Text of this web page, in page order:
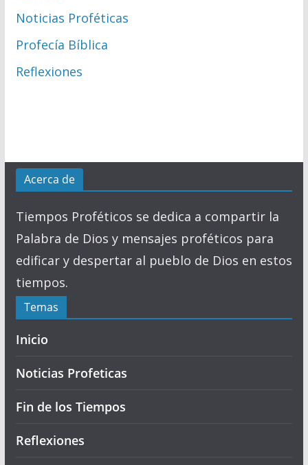
Noticias Proféticas
Profecía Bíblica
Reflexiones
Acerca de
Tiempos Proféticos se dedica a compartir la
Palabra de Dios y mensajes proféticos para
edificar y despertar al pueblo de Dios en estos
tiempos.
Temas
Inicio
Noticias Profeticas
Fin de los Tiempos
Reflexiones